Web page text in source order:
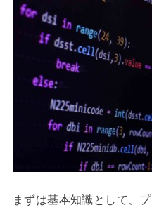
まずは基本知識として、